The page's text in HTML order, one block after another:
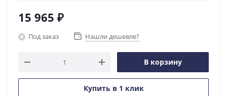
15 965 ₽
Под заказ Нашли дешевле?
В корзину
Купить в 1 клик